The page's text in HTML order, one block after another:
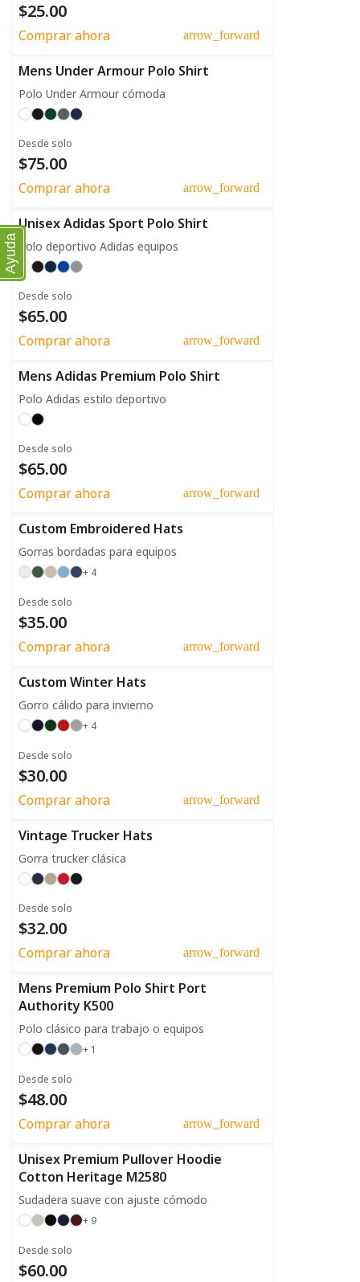
$25.00
Comprar ahora arrow_forward
Mens Under Armour Polo Shirt
Polo Under Armour cómoda
Desde solo
$75.00
Comprar ahora arrow_forward
Unisex Adidas Sport Polo Shirt
Polo deportivo Adidas equipos
Desde solo
$65.00
Comprar ahora arrow_forward
Mens Adidas Premium Polo Shirt
Polo Adidas estilo deportivo
Desde solo
$65.00
Comprar ahora arrow_forward
Custom Embroidered Hats
Gorras bordadas para equipos
+ 4
Desde solo
$35.00
Comprar ahora arrow_forward
Custom Winter Hats
Gorro cálido para invierno
+ 4
Desde solo
$30.00
Comprar ahora arrow_forward
Vintage Trucker Hats
Gorra trucker clásica
Desde solo
$32.00
Comprar ahora arrow_forward
Mens Premium Polo Shirt Port
Authority K500
Polo clásico para trabajo o equipos
+ 1
Desde solo
$48.00
Comprar ahora arrow_forward
Unisex Premium Pullover Hoodie
Cotton Heritage M2580
Sudadera suave con ajuste cómodo
+ 9
Desde solo
$60.00
Ayuda